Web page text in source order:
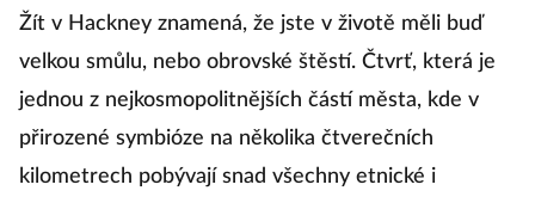
Žít v Hackney znamená, že jste v životě měli buď
velkou smůlu, nebo obrovské štěstí. Čtvrť, která je
jednou z nejkosmopolitnějších částí města, kde v
přirozené symbióze na několika čtverečních
kilometrech pobývají snad všechny etnické i